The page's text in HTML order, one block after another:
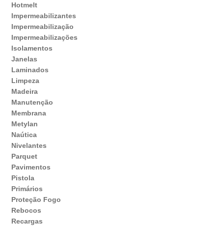
Hotmelt
Impermeabilizantes
Impermeabilização
Impermeabilizações
Isolamentos
Janelas
Laminados
Limpeza
Madeira
Manutenção
Membrana
Metylan
Naútica
Nivelantes
Parquet
Pavimentos
Pistola
Primários
Proteção Fogo
Rebocos
Recargas